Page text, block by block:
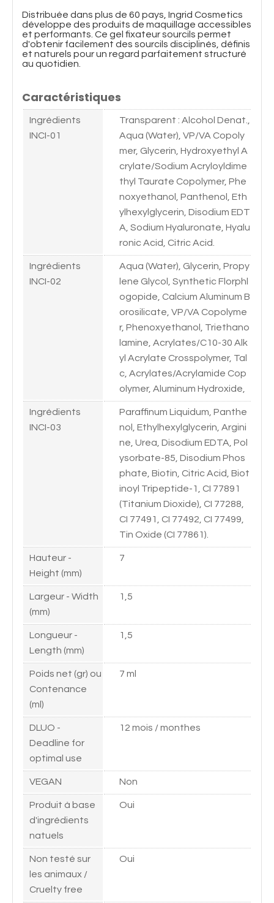
Distribuée dans plus de 60 pays, Ingrid Cosmetics
développe des produits de maquillage accessibles
et performants. Ce gel fixateur sourcils permet
d'obtenir facilement des sourcils disciplinés, définis
et naturels pour un regard parfaitement structuré
au quotidien.
Caractéristiques
Ingrédients
INCI-01
Transparent : Alcohol Denat.,
Aqua (Water), VP/VA Copoly
mer, Glycerin, Hydroxyethyl A
crylate/Sodium Acryloyldime
thyl Taurate Copolymer, Phe
noxyethanol, Panthenol, Eth
ylhexylglycerin, Disodium EDT
A, Sodium Hyaluronate, Hyalu
ronic Acid, Citric Acid.
Ingrédients
INCI-02
Aqua (Water), Glycerin, Propy
lene Glycol, Synthetic Florphl
ogopide, Calcium Aluminum B
orosilicate, VP/VA Copolyme
r, Phenoxyethanol, Triethano
lamine, Acrylates/C10-30 Alk
yl Acrylate Crosspolymer, Tal
c, Acrylates/Acrylamide Cop
olymer, Aluminum Hydroxide,
Ingrédients
INCI-03
Paraffinum Liquidum, Panthe
nol, Ethylhexylglycerin, Argini
ne, Urea, Disodium EDTA, Pol
ysorbate-85, Disodium Phos
phate, Biotin, Citric Acid, Biot
inoyl Tripeptide-1, CI 77891
(Titanium Dioxide), CI 77288,
CI 77491, CI 77492, CI 77499,
Tin Oxide (CI 77861).
Hauteur -
Height (mm)
7
Largeur - Width
(mm)
1,5
Longueur -
Length (mm)
1,5
Poids net (gr) ou
Contenance
(ml)
7 ml
DLUO -
Deadline for
optimal use
12 mois / monthes
VEGAN Non
Produit à base
d'ingrédients
natuels
Oui
Non testé sur
les animaux /
Cruelty free
Oui